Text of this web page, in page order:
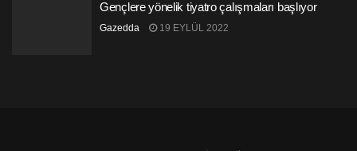
Gençlere yönelik tiyatro çalışmaları başlıyor
Gazedda 19 EYLÜL 2022